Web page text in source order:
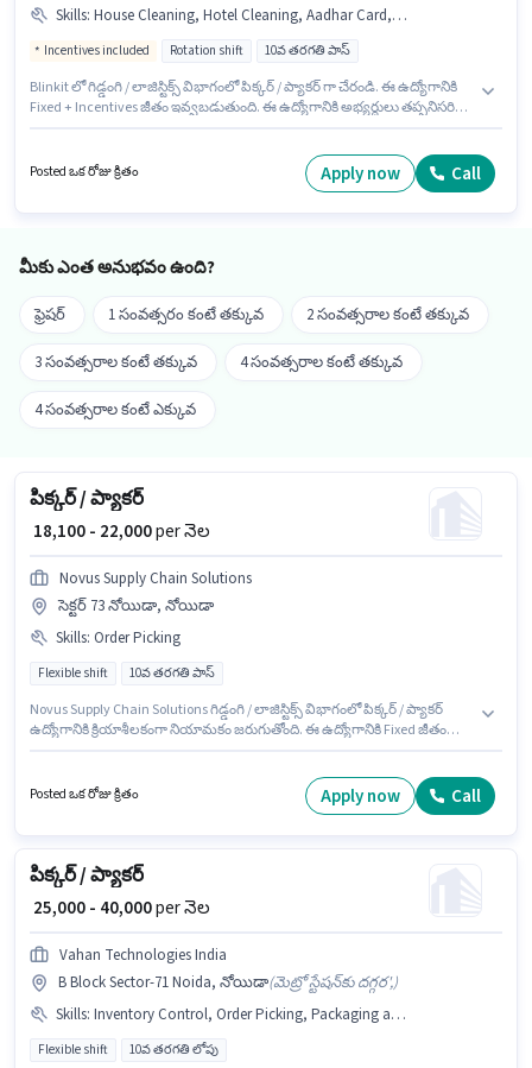
Skills: House Cleaning, Hotel Cleaning, Aadhar Card, Hospital Cleaning, Chemical Use, Kitchen Cleaning, Room/bed Making, Dusting/ Cleaning, Restaurant Cleaning, PAN Card, Toilet Cleaning, Child Care, Tea/Coffee Making, Cooking, School Cleaning
Incentives included Rotation shift 10వ తరగతి పాస్
Blinkit లో గిడ్డంగి / లాజిస్టిక్స్ విభాగంలో పిక్కర్ / ప్యాకర్ గా చేరండి. ఈ ఉద్యోగానికి
Fixed + Incentives జీతం ఇవ్వబడుతుంది. ఈ ఉద్యోగానికి అభ్యర్థులు తప్పనిసరిగా
జీతం ₹25000 ఉంటుంది. ఈ ఉద్యోగానికి అర్హత పొందేందుకు అభ్యర్థికి Child Care,
Tea/Coffee Making, Hospital Cleaning, School Cleaning, House Cleaning,
Posted ఒక రోజు క్రితం Apply now Call
మీకు ఎంత అనుభవం ఉంది?
ఫ్రెషర్ 1 సంవత్సరం కంటే తక్కువ 2 సంవత్సరాల కంటే తక్కువ
3 సంవత్సరాల కంటే తక్కువ 4 సంవత్సరాల కంటే తక్కువ
4 సంవత్సరాల కంటే ఎక్కువ
పిక్కర్ / ప్యాకర్
₹ 18,100 - 22,000per నెల
Novus Supply Chain Solutions
సెక్టర్ 73 నోయిడా, నోయిడా
Skills: Order Picking
Flexible shift 10వ తరగతి పాస్
Novus Supply Chain Solutions గిడ్డంగి / లాజిస్టిక్స్ విభాగంలో పిక్కర్ / ప్యాకర్
ఉద్యోగానికి క్రియాశీలకంగా నియామకం జరుగుతోంది. ఈ ఉద్యోగానికి Fixed జీతం
మరియు కంపెనీ పాలసీలపై ఆధారపడి ఇప్పించబడతాయి. ఈ ఉద్యోగం సెక్టర్ 73
నోయిడా, నోయిడా లో ఉంది. ఈ ఉద్యోగానికి అభ్యర్థి వద్ద Order Picking ఉండాలి.
Posted ఒక రోజు క్రితం Apply now Call
పిక్కర్ / ప్యాకర్
₹ 25,000 - 40,000per నెల
Vahan Technologies India
B Block Sector-71 Noida, నోయిడా(మెట్రో స్టేషన్‌కు దగ్గర',)
Skills: Inventory Control, Order Picking, Packaging and Sorting
Flexible shift 10వ తరగతి లోపు